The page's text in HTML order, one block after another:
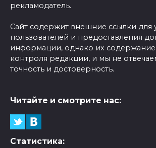
рекламодатель.
Сайт содержит внешние ссылки для
пользователей и предоставления
информации, однако их содержание
контроля редакции, и мы не
точность и достоверность.
Читайте и смотрите нас:
Статистика: